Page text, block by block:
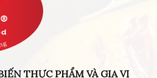
THỰC PHẨM VÀ GIA VỊ